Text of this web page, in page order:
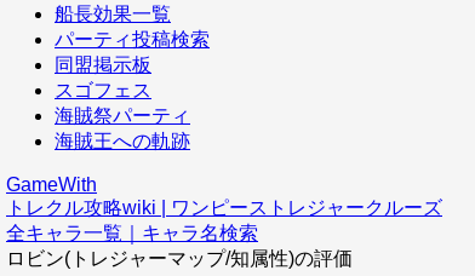
船長効果一覧
パーティ投稿検索
同盟掲示板
スゴフェス
海賊祭パーティ
海賊王への軌跡
GameWith
トレクル攻略wiki | ワンピーストレジャークルーズ
全キャラ一覧｜キャラ名検索
ロビン(トレジャーマップ/知属性)の評価